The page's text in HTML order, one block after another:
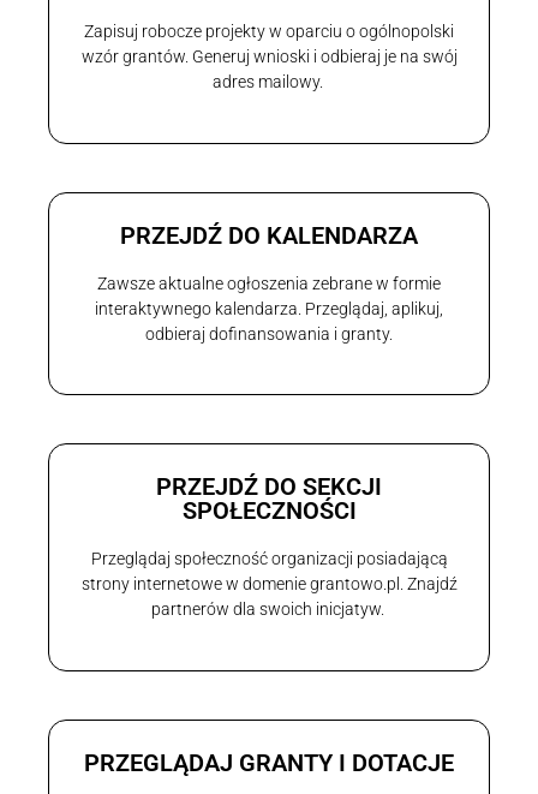
Zapisuj robocze projekty w oparciu o ogólnopolski
wzór grantów. Generuj wnioski i odbieraj je na swój
adres mailowy.
PRZEJDŹ DO KALENDARZA
Zawsze aktualne ogłoszenia zebrane w formie
interaktywnego kalendarza. Przeglądaj, aplikuj,
odbieraj dofinansowania i granty.
PRZEJDŹ DO SEKCJI
SPOŁECZNOŚCI
Przeglądaj społeczność organizacji posiadającą
strony internetowe w domenie grantowo.pl. Znajdź
partnerów dla swoich inicjatyw.
PRZEGLĄDAJ GRANTY I DOTACJE